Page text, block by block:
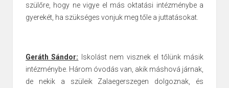
szülőre, hogy ne vigye el más oktatási intézménybe a
gyerekét, ha szükséges vonjuk meg tőle a juttatásokat.
Geráth Sándor: Iskolást nem visznek el tőlünk másik
intézménybe. Három óvodás van, akik máshová járnak,
de nekik a szüleik Zalaegerszegen dolgoznak, és